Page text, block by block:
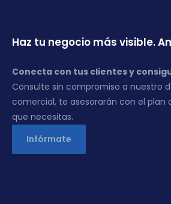
Haz tu negocio más visible.
Conecta con tus clientes y
Consulte sin compromiso a nuestro
comercial, te asesorarán con el plan
que necesitas.
Infórmate